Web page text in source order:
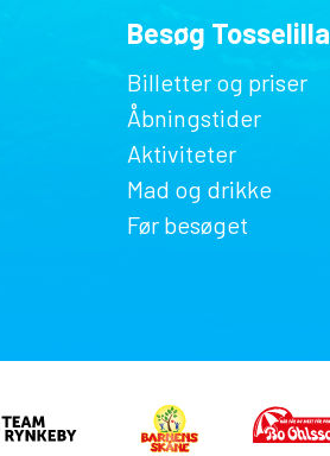
Besøg Tosselilla
Billetter og priser
Åbningstider
Aktiviteter
Mad og drikke
Før besøget